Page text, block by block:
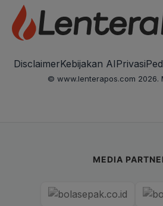
DisclaimerKebijakan AIPrivasi
© www.lenterapos.com 2026.
MEDIA